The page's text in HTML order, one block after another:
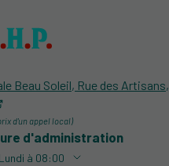
Beau Soleil, Rue des Artisans,
d'administration
à 08:00